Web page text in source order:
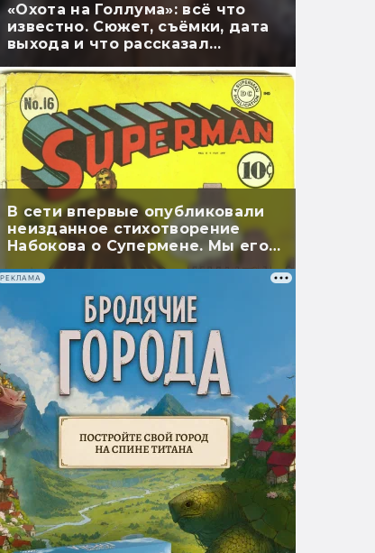
«Охота на Голлума»: всё что
известно. Сюжет, съёмки, дата
выхода и что рассказал
В сети впервые опубликовали
неизданное стихотворение
Набокова о Супермене. Мы его
перевели
РЕКЛАМА